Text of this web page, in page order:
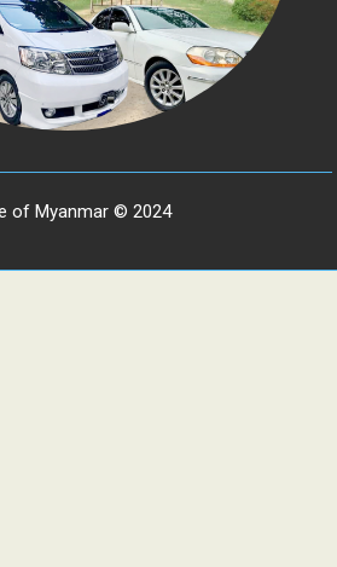
of Myanmar © 2024